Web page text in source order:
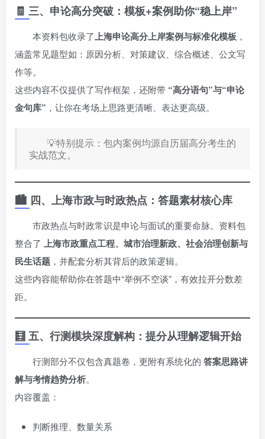
🧾 三、申论高分突破：模板+案例助你“稳上岸”
本资料包收录了上海申论高分上岸案例与标准化模板 ，
涵盖常见题型如：原因分析、对策建议、综合概述、公文写
作等。
这些内容不仅提供了写作框架，还附带 “高分语句”与“申论
金句库” ，让你在考场上思路更清晰、表达更高级。
💡特别提示：包内案例均源自历届高分考生的
实战范文。
🏙️ 四、上海市政与时政热点：答题素材核心库
市政热点与时政常识是申论与面试的重要命脉。资料包
整合了 上海市政重点工程、城市治理新政、社会治理创新与
民生话题 ，并配套分析其背后的政策逻辑。
这些内容能帮助你在答题中“举例不空谈”，有效拉开分数差
距。
🧮 五、行测模块深度解构：提分从理解逻辑开始
行测部分不仅包含真题卷，更附有系统化的 答案思路讲
解与考情趋势分析。
内容覆盖：
判断推理、数量关系